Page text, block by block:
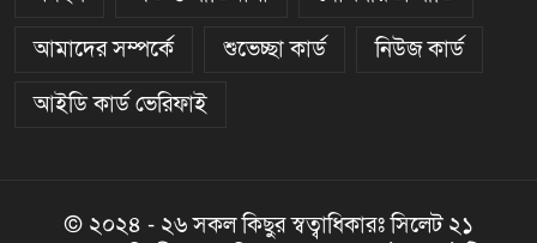
আমাদের সম্পর্কে
শুভেচ্ছা কার্ড
নিউজ কার্ড
আইডি কার্ড ভেরিফাই
© ২০২৪ - ২৬ সকল কিছুর স্বত্বাধিকারঃ সিলেট ২১